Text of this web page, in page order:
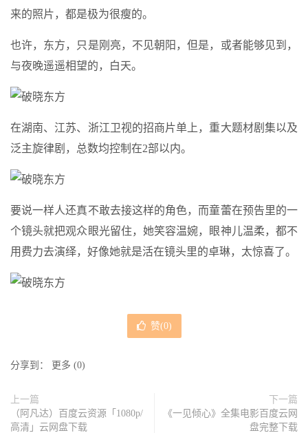
来的照片，都是极为很瘦的。
也许，东方，只是刚亮，不见朝阳，但是，或者能够见到，
与夜晚遥遥相望的，白天。
在湖南、江苏、浙江卫视的招商片单上，重大题材剧集以及
泛主旋律剧，总数均控制在2部以内。
要说一样人还真不敢去接这样的角色，而童蕾在预告里的一
个镜头就把观众眼光留住，她笑容温婉，眼神儿温柔，都不
用费力去演绎，好像她就是活在镜头里的卓琳，太惊喜了。
赞(0)
分享到： 更多 (0)
上一篇
（阿凡达）百度云资源「1080p/
高清」云网盘下载
下一篇
《一见倾心》全集电影百度云网
盘完整下载